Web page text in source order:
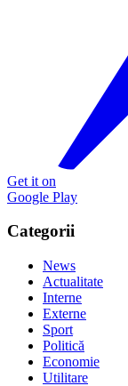
Get it on
Google Play
Categorii
News
Actualitate
Interne
Externe
Sport
Politică
Economie
Utilitare